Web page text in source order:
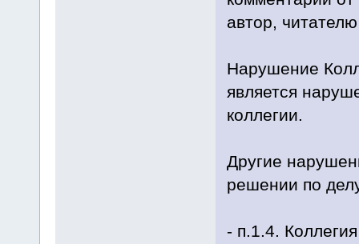
автор,
Нарушение
является
коллегии.
Другие
решении по
- п.1.4.